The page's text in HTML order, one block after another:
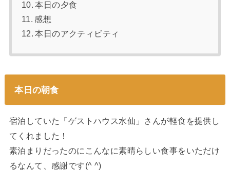
本日の夕食
感想
本日のアクティビティ
本日の朝食
宿泊していた「ゲストハウス水仙」さんが軽食を提供し
てくれました！
素泊まりだったのにこんなに素晴らしい食事をいただけ
るなんて、感謝です(^ ^)